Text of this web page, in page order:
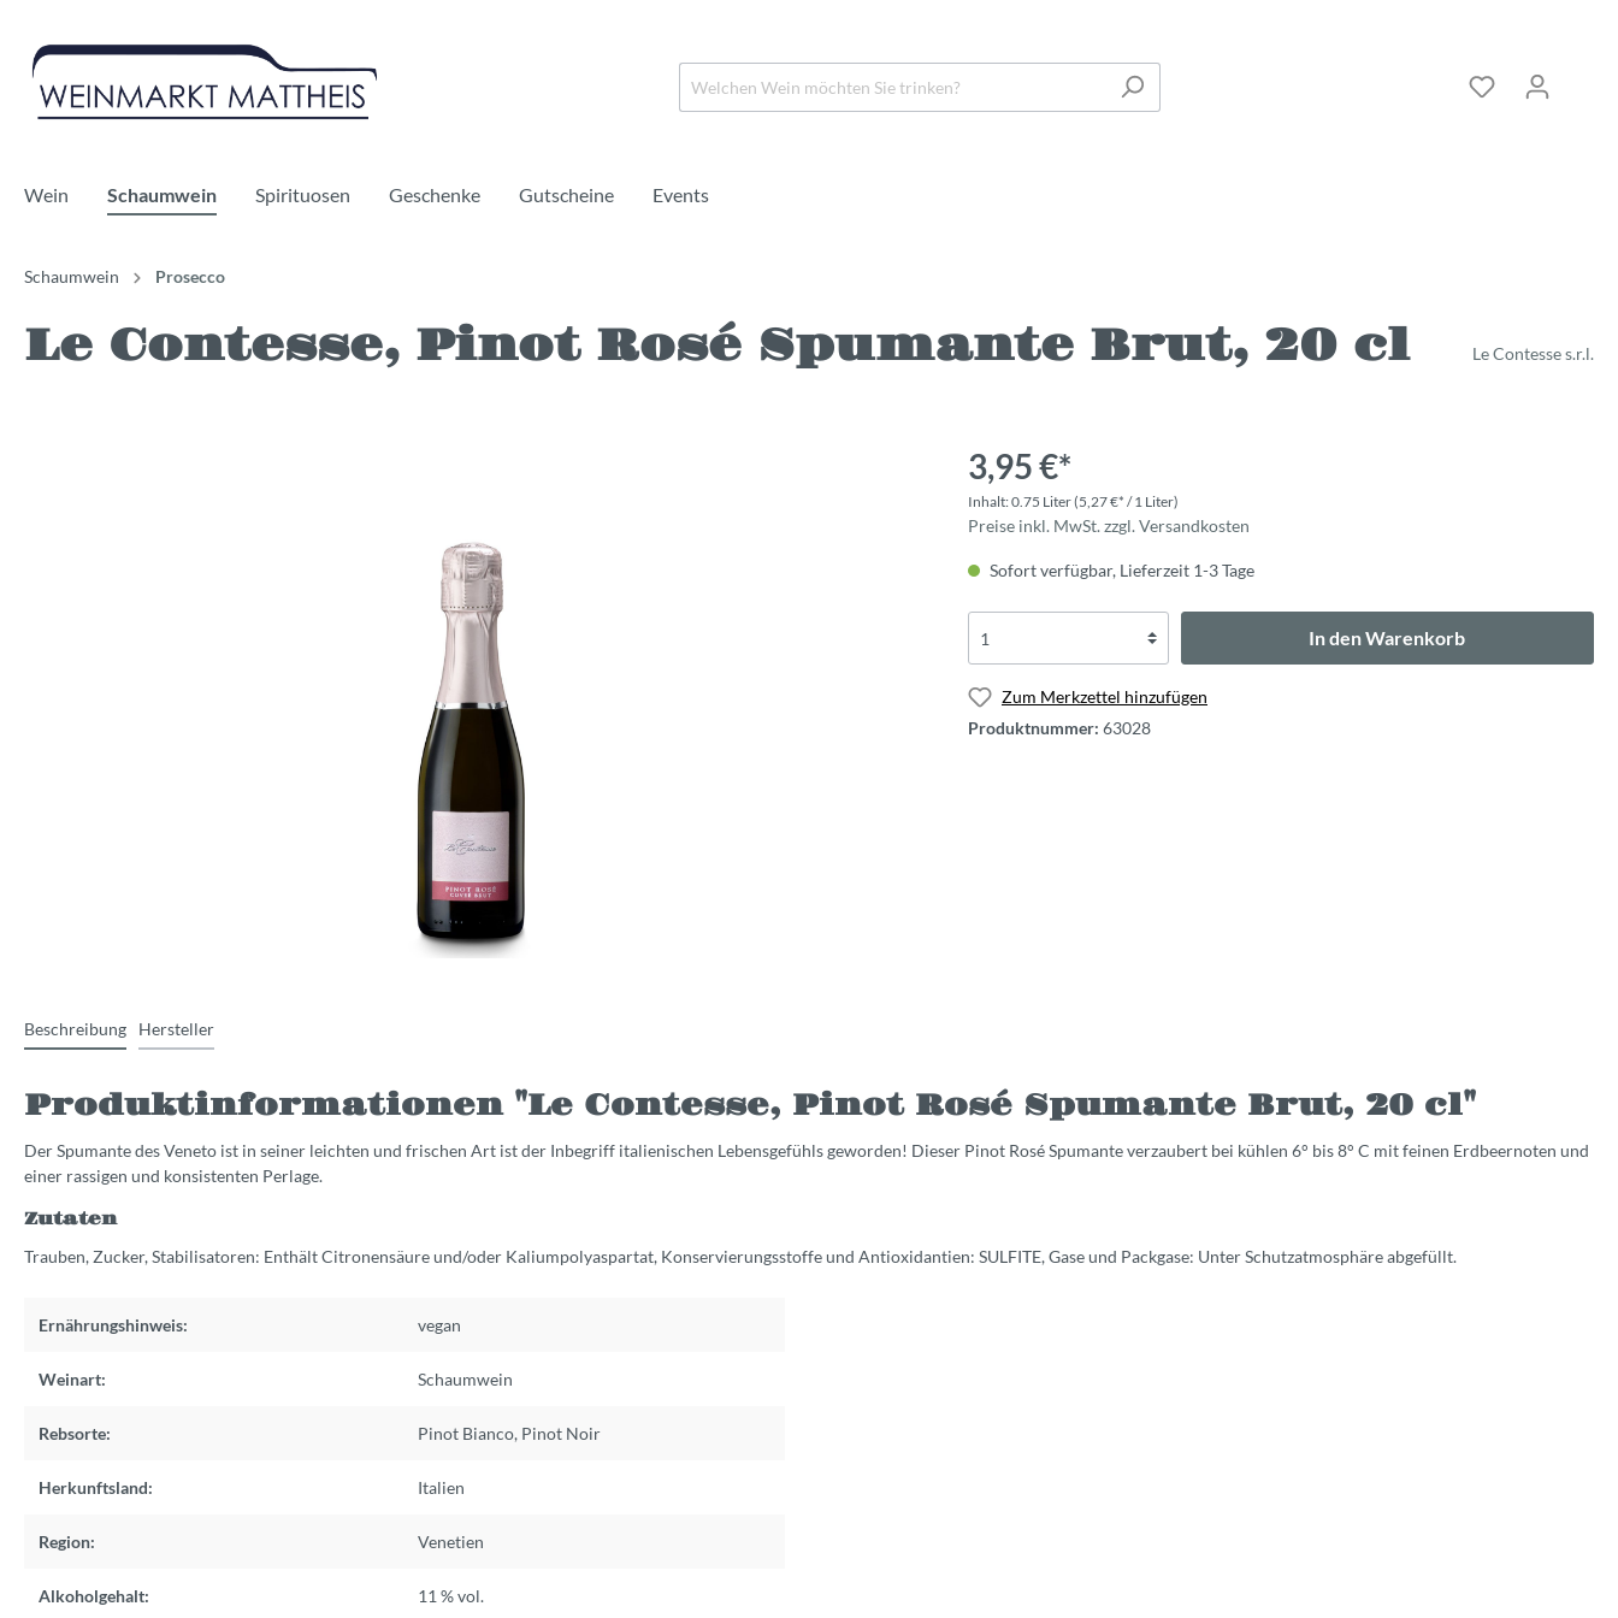
Wein Schaumwein Spirituosen Geschenke Gutscheine Events
Rotwein Weißwein Rosé
Sekt Prosecco Crémant
Whisky Portwein
Schaumwein Prosecco
Le Contesse, Pinot Rosé Spumante Brut, 20 cl Le Contesse s.r.l.
3,95 €*
Inhalt:0.75 Liter(5,27 €* / 1 Liter)
Preise inkl. MwSt. zzgl. Versandkosten
Sofort verfügbar, Lieferzeit 1-3 Tage
In den Warenkorb
Zum Merkzettel hinzufügen
Produktnummer: 63028
Beschreibung Hersteller
Produktinformationen "Le Contesse, Pinot Rosé Spumante Brut, 20 cl"
Der Spumante des Veneto ist in seiner leichten und frischen Art ist der Inbegriff italienischen Lebensgefühls geworden! Dieser Pinot Rosé Spumante verzaubert bei kühlen 6° bis 8° C mit feinen Erdbeernoten und
einer rassigen und konsistenten Perlage.
Zutaten
Trauben, Zucker, Stabilisatoren: Enthält Citronensäure und/oder Kaliumpolyaspartat, Konservierungsstoffe und Antioxidantien: SULFITE, Gase und Packgase: Unter Schutzatmosphäre abgefüllt.
Ernährungshinweis: vegan
Weinart: Schaumwein
Rebsorte: Pinot Bianco, Pinot Noir
Herkunftsland: Italien
Region: Venetien
Alkoholgehalt: 11 % vol.